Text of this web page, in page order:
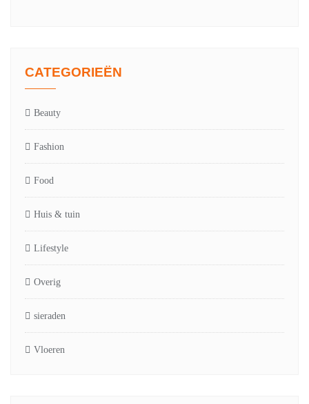
CATEGORIEËN
Beauty
Fashion
Food
Huis & tuin
Lifestyle
Overig
sieraden
Vloeren